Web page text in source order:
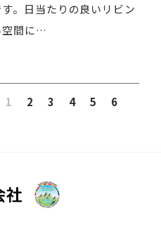
。日当たりの良いリビン
空間に…
1 2 3 4 5 6